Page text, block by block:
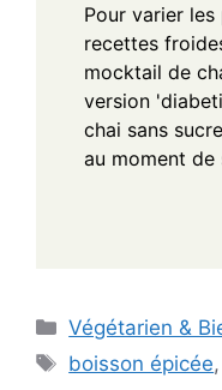
Pour varier
recettes
mocktail de
version
chai sans
au moment de
Categories
Végétarien &
Tags
boisson épicée,